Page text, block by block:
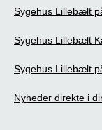
Sygehus Lillebælt
Sygehus Lillebælt
Sygehus Lillebælt
Nyheder direkte i